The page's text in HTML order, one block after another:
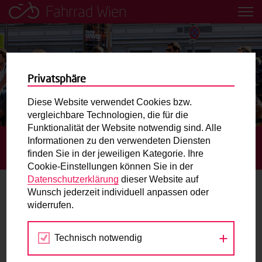
Fahrrad Wien
Leih dir einfach ein Transportfahrrad in deiner Nähe aus!
Mobilitätsbildung für Kinder und
Jugendliche
Radweg-Projektkarte
Routenplaner
Mit dem Fahrrad in Wien unterwegs? Hier finden Sie die
beste Route.
Wunschbox
Sie haben ein Anliegen zum Radverkehr? Schreiben Sie
STARTSEITE AKTUELLES
RADWEG LORENZ-MÜLLER-
GASSE FERTIGGESTELLT
Radweg Lorenz-Müller-Gasse
fertiggestellt
03.07.2023
Privatsphäre
Diese Website verwendet Cookies bzw.
vergleichbare Technologien, die für die
Funktionalität der Website notwendig sind. Alle
Informationen zu den verwendeten Diensten
finden Sie in der jeweiligen Kategorie. Ihre
Cookie-Einstellungen können Sie in der
Datenschutzerklärung dieser Website auf
Wunsch jederzeit individuell anpassen oder
widerrufen.
Technisch notwendig